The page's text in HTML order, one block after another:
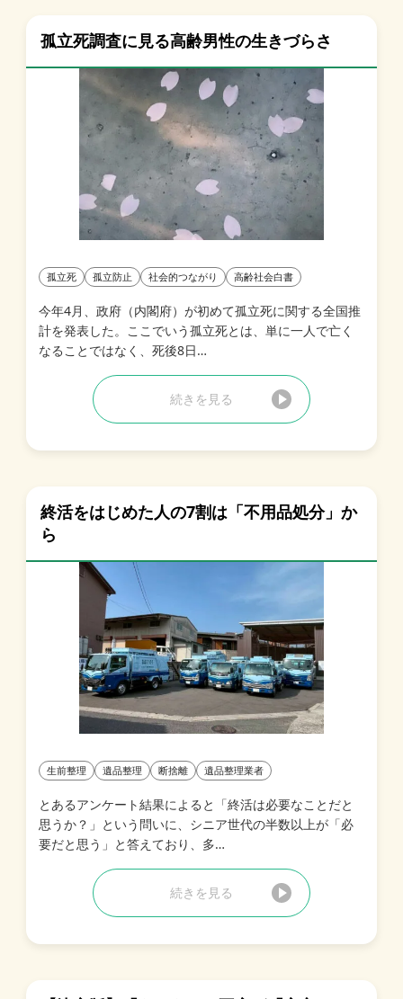
孤立死調査に見る高齢男性の生きづらさ
孤立死 孤立防止 社会的つながり 高齢社会白書
今年4月、政府（内閣府）が初めて孤立死に関する全国推
計を発表した。ここでいう孤立死とは、単に一人で亡く
なることではなく、死後8日…
続きを見る
終活をはじめた人の7割は「不用品処分」か
ら
生前整理 遺品整理 断捨離 遺品整理業者
とあるアンケート結果によると「終活は必要なことだと
思うか？」という問いに、シニア世代の半数以上が「必
要だと思う」と答えており、多…
続きを見る